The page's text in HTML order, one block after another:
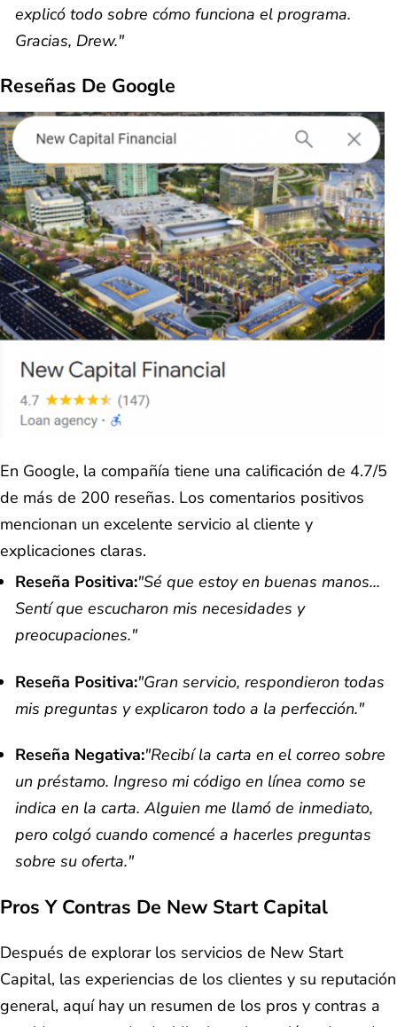
explicó todo sobre cómo funciona el programa.
Gracias, Drew."
Reseñas De Google
En Google, la compañía tiene una calificación de 4.7/5
de más de 200 reseñas. Los comentarios positivos
mencionan un excelente servicio al cliente y
explicaciones claras.
Reseña Positiva:"Sé que estoy en buenas manos...
Sentí que escucharon mis necesidades y
preocupaciones."
Reseña Positiva:"Gran servicio, respondieron todas
mis preguntas y explicaron todo a la perfección."
Reseña Negativa:"Recibí la carta en el correo sobre
un préstamo. Ingreso mi código en línea como se
indica en la carta. Alguien me llamó de inmediato,
pero colgó cuando comencé a hacerles preguntas
sobre su oferta."
Pros Y Contras De New Start Capital
Después de explorar los servicios de New Start
Capital, las experiencias de los clientes y su reputación
general, aquí hay un resumen de los pros y contras a